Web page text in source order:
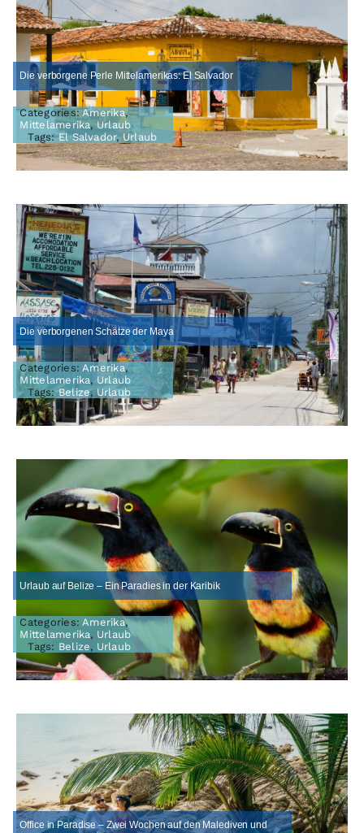
Die verborgene Perle Mittelamerikas: El Salvador
Categories:Amerika,
Mittelamerika, Urlaub
Tags:El Salvador,Urlaub
Die verborgenen Schätze der Maya
Categories:Amerika,
Mittelamerika, Urlaub
Tags:Belize, Urlaub
Urlaub auf Belize – Ein Paradies in der Karibik
Categories:Amerika,
Mittelamerika, Urlaub
Tags: Belize, Urlaub
Office in Paradise – Zwei Wochen auf den Malediven und